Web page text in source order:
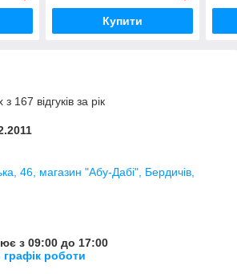
Купити
167 відгуків за рік
46, магазин "Абу-Дабі", Бердичів,
з 09:00 до 17:00
роботи